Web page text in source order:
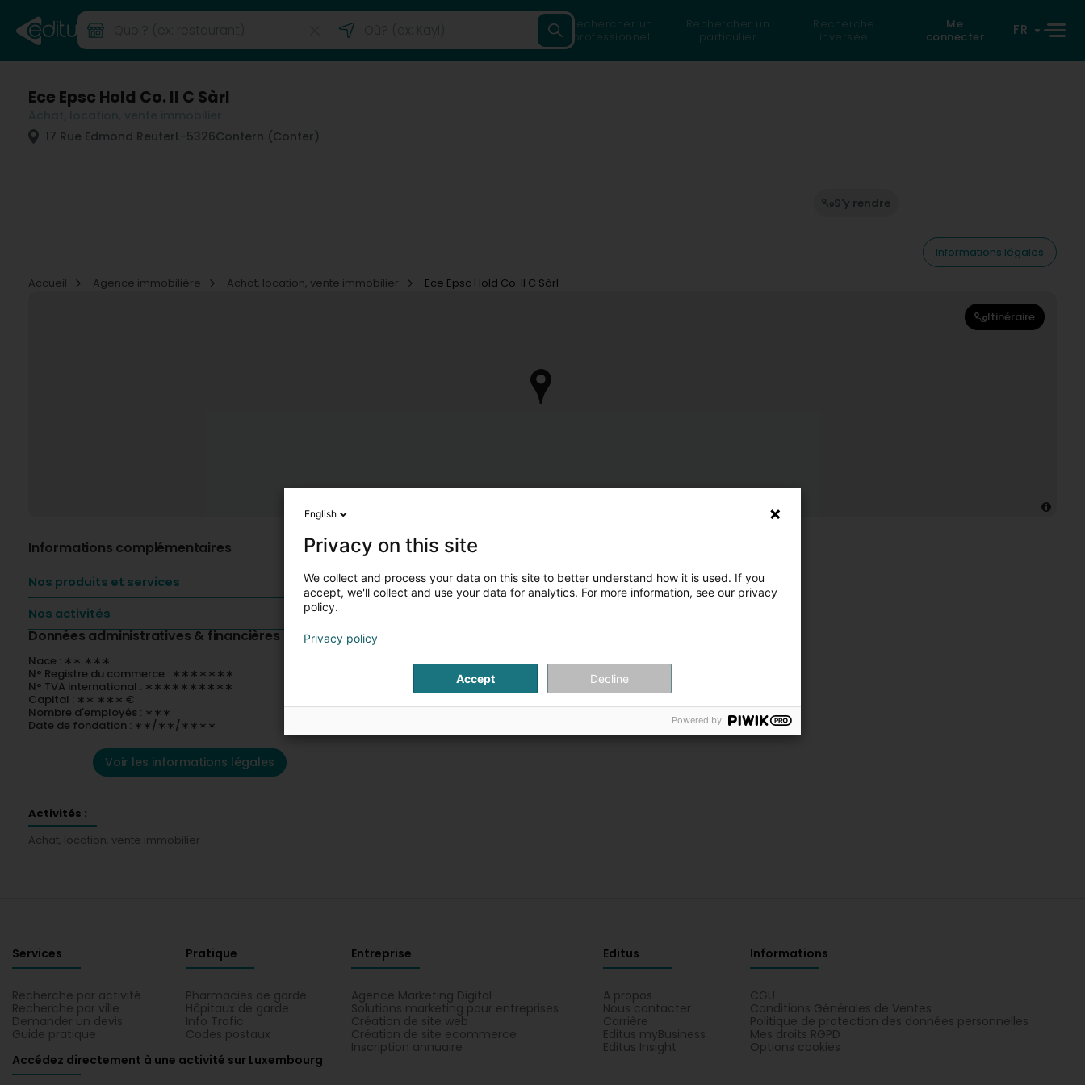
Rechercher un
professionnel
Rechercher un
particulier
Recherche
inversée
Me
connecter
FR
Ece Epsc Hold Co. II C Sàrl
17 Rue Edmond ReuterL-5326Contern (Conter)
S'y rendre
Informations légales
Accueil
Agence immobilière Achat, location, vente immobilier Ece Epsc Hold Co. II C Sàrl
Itinéraire
Informations complémentaires
Nos produits et services
Nos activités
Données administratives & financières
Nace : ∗∗.∗∗∗
N° Registre du commerce : ∗∗∗∗∗∗∗
N° TVA international : ∗∗∗∗∗∗∗∗∗∗
Capital : ∗∗ ∗∗∗ €
Nombre d'employés : ∗∗∗
Date de fondation : ∗∗/∗∗/∗∗∗∗
Voir les informations légales
Activités :
Achat, location, vente immobilier
Services
Recherche par activité
Recherche par ville
Demander un devis
Guide pratique
Pratique
Pharmacies de garde
Hôpitaux de garde
Info Trafic
Codes postaux
Entreprise
Agence Marketing Digital
Solutions marketing pour entreprises
Création de site web
Création de site ecommerce
Inscription annuaire
Editus
A propos
Nous contacter
Carrière
Editus myBusiness
Editus Insight
Informations
CGU
Conditions Générales de Ventes
Politique de protection des données personnelles
Mes droits RGPD
Options cookies
Accédez directement à une activité sur Luxembourg
English
Privacy on this site
We collect and process your data on this site to better understand how it is used. If you
accept, we'll collect and use your data for analytics. For more information, see our privacy
policy.
Privacy policy
Accept Decline
Powered by